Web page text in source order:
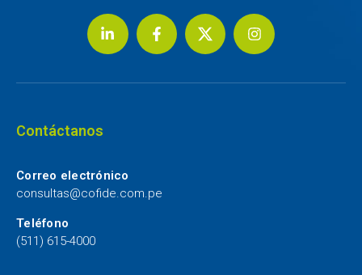
Contáctanos
Correo electrónico
consultas@cofide.com.pe
Teléfono
(511) 615-4000